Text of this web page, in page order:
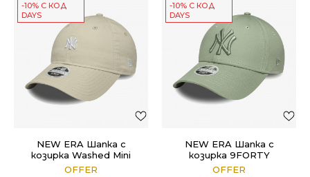
-10% С КОД
DAYS
NEW ERA Шапка с
козирка Washed Mini
9TWENTY
OFFER
-10% С КОД
DAYS
NEW ERA Шапка с
козирка 9FORTY
OFFER